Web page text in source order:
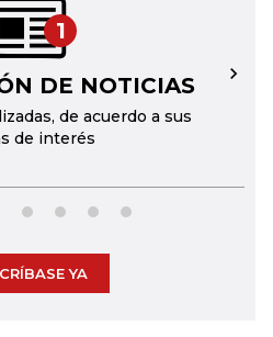
1
DE NOTICIAS
de acuerdo a sus
de interés
→
YA